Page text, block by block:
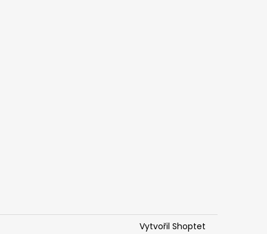
Vytvořil Shoptet